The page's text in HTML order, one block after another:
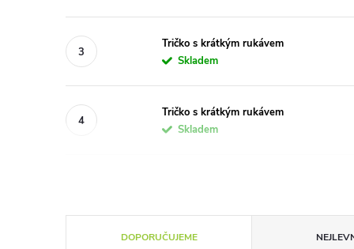
Tričko s krátkým rukávem
Skladem
Tričko s krátkým rukávem
Skladem
DOPORUČUJEME